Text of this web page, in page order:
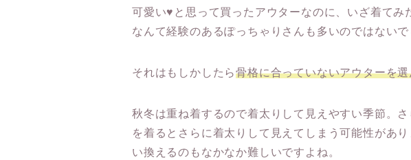
可愛い♥と思って買ったアウターなのに、いざ着て
なんて経験のあるぽっちゃりさんも多いのではないで
それはもしかしたら骨格に合っていないアウターを
秋冬は重ね着するので着太りして見えやすい季節。
を着るとさらに着太りして見えてしまう可能性があ
い換えるのもなかなか難しいですよね。